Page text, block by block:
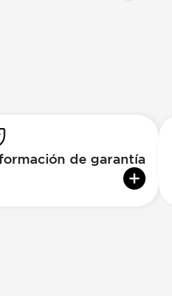
de garantía